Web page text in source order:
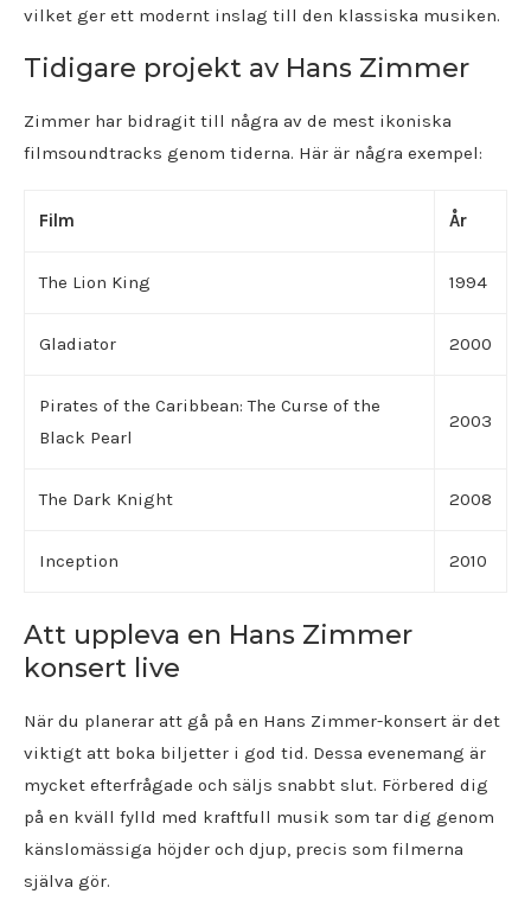
vilket ger ett modernt inslag till den klassiska musiken.
Tidigare projekt av Hans Zimmer
Zimmer har bidragit till några av de mest ikoniska
filmsoundtracks genom tiderna. Här är några exempel:
Film År
The Lion King 1994
Gladiator 2000
Pirates of the Caribbean: The Curse of the
Black Pearl
2003
The Dark Knight 2008
Inception 2010
Att uppleva en Hans Zimmer
konsert live
När du planerar att gå på en Hans Zimmer-konsert är det
viktigt att boka biljetter i god tid. Dessa evenemang är
mycket efterfrågade och säljs snabbt slut. Förbered dig
på en kväll fylld med kraftfull musik som tar dig genom
känslomässiga höjder och djup, precis som filmerna
själva gör.